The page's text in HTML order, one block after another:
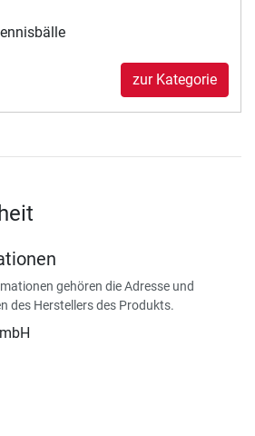
zur Kategorie
gehören die Adresse und
des Herstellers des Produkts.